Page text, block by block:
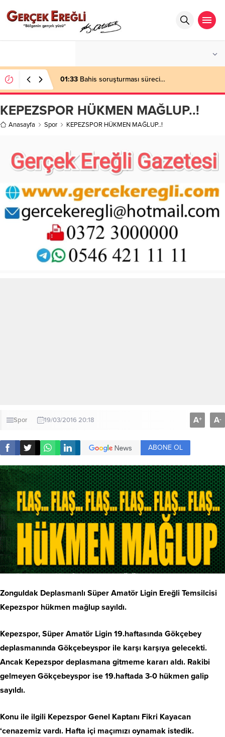
01:33 Bahis soruşturması süreci…
KEPEZSPOR HÜKMEN MAĞLUP..!
Anasayfa Spor KEPEZSPOR HÜKMEN MAĞLUP..!
Spor 19/03/2016 20:18 A+ A-
ABONE OL
Zonguldak Deplasmanlı Süper Amatör Ligin Ereğli Temsilcisi
Kepezspor hükmen mağlup sayıldı.
Kepezspor, Süper Amatör Ligin 19.haftasında Gökçebey
deplasmanında Gökçebeyspor ile karşı karşıya gelecekti.
Ancak Kepezspor deplasmana gitmeme kararı aldı. Rakibi
gelmeyen Gökçebeyspor ise 19.haftada 3-0 hükmen galip
sayıldı.
Konu ile ilgili Kepezspor Genel Kaptanı Fikri Kayacan
‘cenazemiz vardı. Hafta içi maçımızı oynamak istedik.